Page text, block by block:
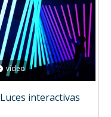
vídeo
Luces interactivas